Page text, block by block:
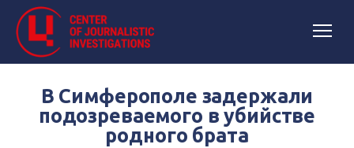
В Симферополе задержали
подозреваемого в убийстве
родного брата